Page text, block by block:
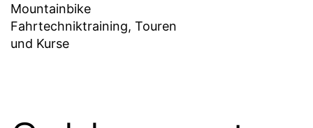
Mountainbike
Fahrtechniktraining, Touren
und Kurse